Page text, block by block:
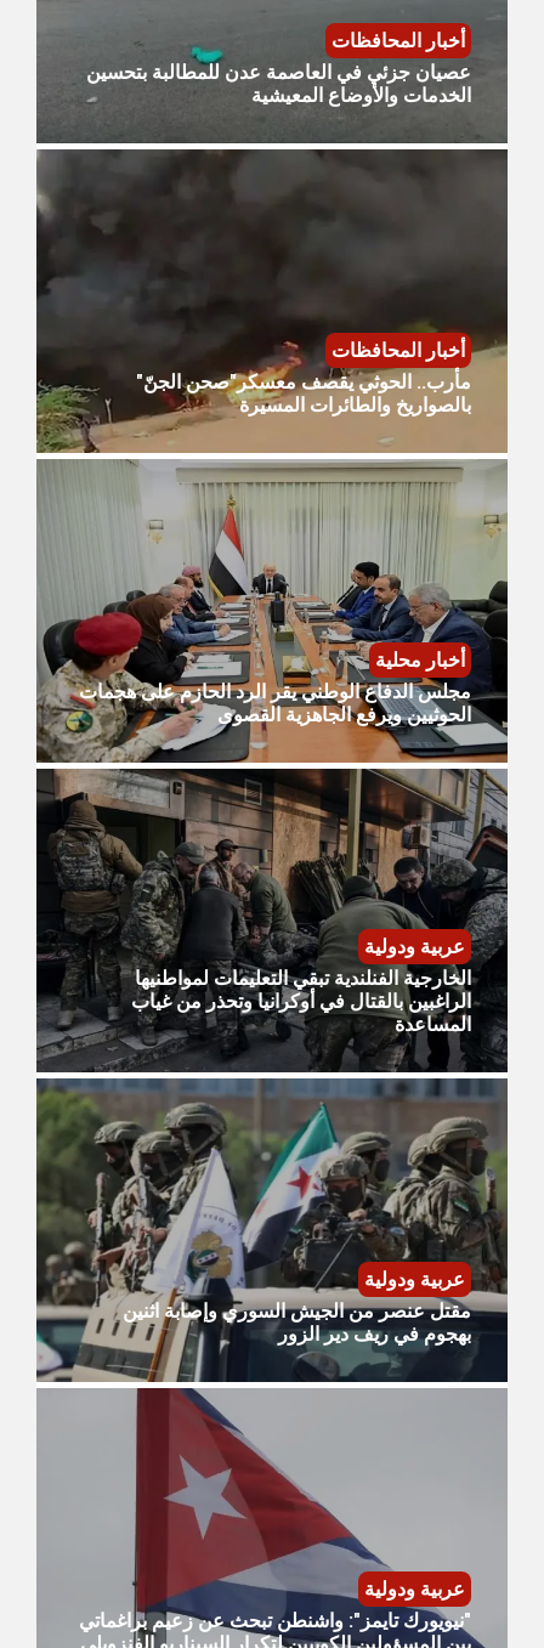
أخبار المحافظات
عصيان جزئي في العاصمة عدن للمطالبة بتحسين
الخدمات والأوضاع المعيشية
أخبار المحافظات
مأرب.. الحوثي يقصف معسكر"صحن الجنّ"
بالصواريخ والطائرات المسيرة
أخبار محلية
مجلس الدفاع الوطني يقر الرد الحازم على هجمات
الحوثيين ويرفع الجاهزية القصوى
عربية ودولية
الخارجية الفنلندية تبقي التعليمات لمواطنيها
الراغبين بالقتال في أوكرانيا وتحذر من غياب
المساعدة
عربية ودولية
مقتل عنصر من الجيش السوري وإصابة اثنين
بهجوم في ريف دير الزور
عربية ودولية
"نيويورك تايمز": واشنطن تبحث عن زعيم براغماتي